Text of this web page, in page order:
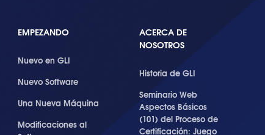
EMPEZANDO
Nuevo en GLI
Nuevo Software
Una Nueva Máquina
Modificaciones al
ACERCA DE
NOSOTROS
Historia de GLI
Seminario Web
Aspectos Básicos
(101) del Proceso de
Certificación: Juego